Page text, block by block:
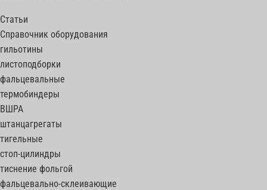
Статьи
Справочник оборудования
гильотины
листоподборки
фальцевальные
термобиндеры
ВШРА
штанцагрегаты
тигельные
стоп-цилиндры
тиснение фольгой
фальцевально-склеивающие